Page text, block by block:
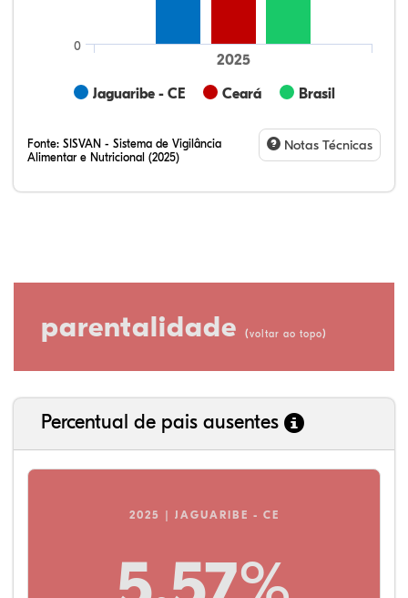
Jaguaribe - CE Ceará Brasil
2025
0
Fonte: SISVAN - Sistema de Vigilância
Alimentar e Nutricional (2025)
Notas Técnicas
parentalidade (voltar ao topo)
Percentual de pais ausentes
2025 | JAGUARIBE - CE